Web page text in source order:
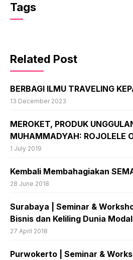
Tags
Related Post
BERBAGI ILMU TRAVELING
13 December 2023
MEROKET, PRODUK
MUHAMMADYAH: ROJOLELE
1 July 2019
Kembali Membahagiakan
28 June 2018
​Surabaya | Seminar &
Bisnis dan Keliling Dunia
27 April 2018
Purwokerto | Seminar &